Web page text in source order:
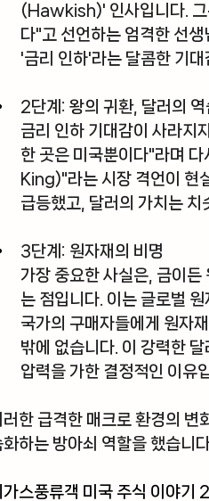
(Hawkish)' 인사입니다. 그
다"고 선언하는 엄격한 선
'금리 인하'라는 달콤한 기
2단계: 왕의 귀환, 달러의 역
금리 인하 기대감이 사라지
한 곳은 미국뿐이다"라며
King)"라는 시장 격언이 현
급등했고, 달러의 가치는 치
3단계: 원자재의 비명
가장 중요한 사실은, 금이
는 점입니다. 이는 글로벌
국가의 구매자들에게 원자
밖에 없습니다. 이 강력한
압력을 가한 결정적인 이유
러한 급격한 매크로 환경의 변
화하는 방아쇠 역할을 했습니
가스풍류객 미국 주식 이야기